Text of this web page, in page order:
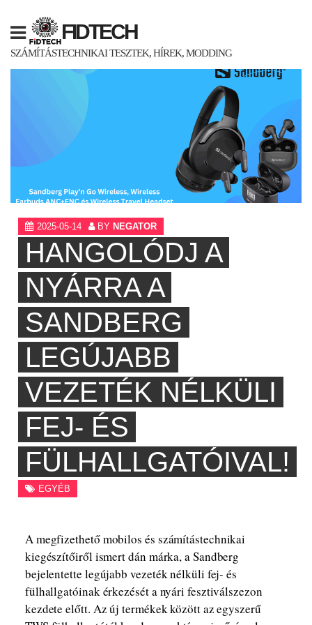
content
FIDTECH
SZÁMÍTÁSTECHNIKAI TESZTEK, HÍREK, MODDING
2025-05-14 BY NEGATOR
HANGOLÓDJ A
NYÁRRA A
SANDBERG
LEGÚJABB
VEZETÉK NÉLKÜLI
FEJ- ÉS
FÜLHALLGATÓIVAL!
EGYÉB
A megfizethető mobilos és számítástechnikai
kiegészítőiről ismert dán márka, a Sandberg
bejelentette legújabb vezeték nélküli fej- és
fülhallgatóinak érkezését a nyári fesztiválszezon
kezdete előtt. Az új termékek között az egyszerű